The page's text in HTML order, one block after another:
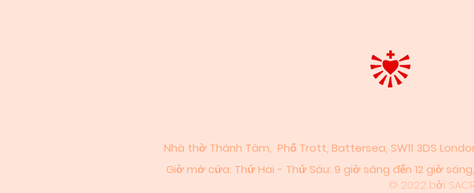
Nhà thờ Thánh Tâm, Phố Trott, Battersea, SW11 3DS
Giờ mở cửa: Thứ Hai - Thứ Sáu: 9 giờ sáng đến 12 giờ
© 2022 bởi